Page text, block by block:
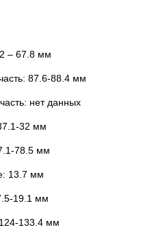
– 67.8 мм
87.6-88.4 мм
нет данных
32 мм
78.5 мм
13.7 мм
19.1 мм
133.4 мм